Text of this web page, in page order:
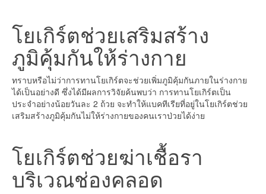
โยเกิร์ตช่วยเสริมสร้าง
ภูมิคุ้มกันให้ร่างกาย
ทราบหรือไม่ว่าการทานโยเกิร์ตจะช่วยเพิ่มภูมิคุ้มกันภายในร่างกาย
ได้เป็นอย่างดี ซึ่งได้มีผลการวิจัยค้นพบว่า การทานโยเกิร์ตเป็น
ประจำอย่างน้อยวันละ 2 ถ้วย จะทำให้แบคทีเรียที่อยู่ในโยเกิร์ตช่วย
เสริมสร้างภูมิคุ้มกันไม่ให้ร่างกายของคนเราป่วยได้ง่าย
โยเกิร์ตช่วยฆ่าเชื้อรา
บริเวณช่องคลอด